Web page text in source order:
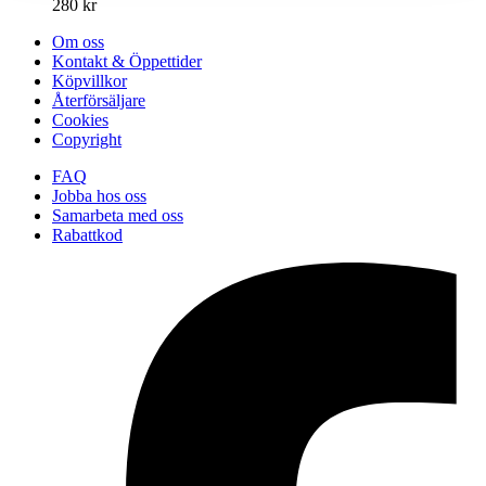
väljas
produktsidan
280 kr
Om oss
Kontakt & Öppettider
Köpvillkor
Återförsäljare
Cookies
Copyright
FAQ
Jobba hos oss
Samarbeta med oss
Rabattkod